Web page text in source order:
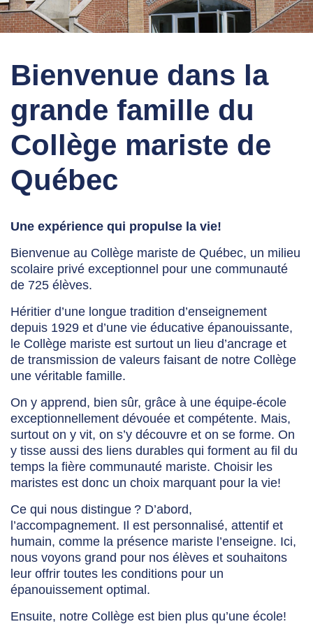
Bienvenue dans la
grande famille du
Collège mariste de
Québec
Une expérience qui propulse la vie!
Bienvenue au Collège mariste de Québec, un milieu
scolaire privé exceptionnel pour une communauté
de 725 élèves.
Héritier d’une longue tradition d’enseignement
depuis 1929 et d’une vie éducative épanouissante,
le Collège mariste est surtout un lieu d’ancrage et
de transmission de valeurs faisant de notre Collège
une véritable famille.
On y apprend, bien sûr, grâce à une équipe-école
exceptionnellement dévouée et compétente. Mais,
surtout on y vit, on s’y découvre et on se forme. On
y tisse aussi des liens durables qui forment au fil du
temps la fière communauté mariste. Choisir les
maristes est donc un choix marquant pour la vie!
Ce qui nous distingue ? D’abord,
l’accompagnement. Il est personnalisé, attentif et
humain, comme la présence mariste l’enseigne. Ici,
nous voyons grand pour nos élèves et souhaitons
leur offrir toutes les conditions pour un
épanouissement optimal.
Ensuite, notre Collège est bien plus qu’une école!